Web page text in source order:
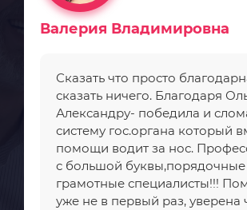
Валерия Владимировна
Сказать что просто
сказать ничего. Благодаря
Александру- победила и
систему гос.органа который
помощи водит за нос.
с большой
грамотные специалисты!!!
уже не в первый раз, уверена